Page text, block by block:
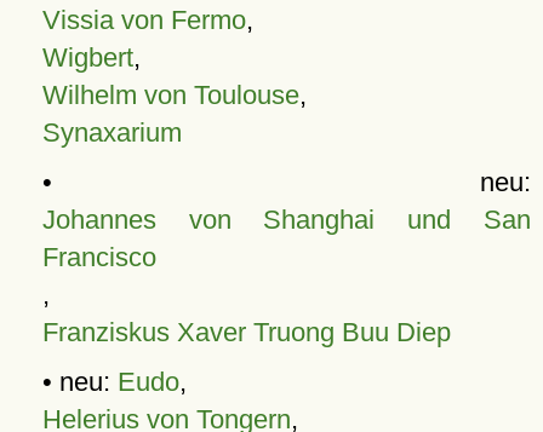
Vissia von Fermo,
Wigbert,
Wilhelm von Toulouse,
Synaxarium
• neu:
Johannes von Shanghai und San
Francisco
,
Franziskus Xaver Truong Buu Diep
• neu: Eudo,
Helerius von Tongern,